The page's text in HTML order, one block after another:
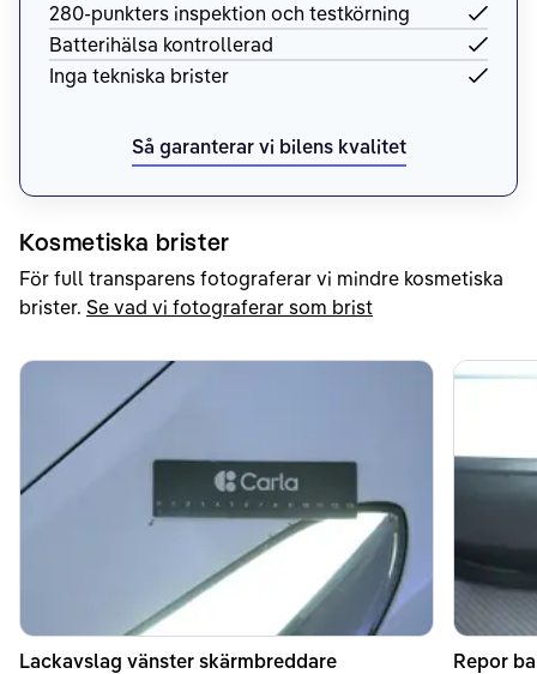
280-punkters inspektion och testkörning
Batterihälsa kontrollerad
Inga tekniska brister
Så garanterar vi bilens kvalitet
Kosmetiska brister
För full transparens fotograferar vi mindre kosmetiska
brister. Se vad vi fotograferar som brist
Lackavslag vänster skärmbreddare Repor